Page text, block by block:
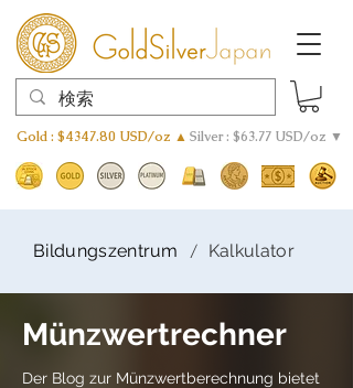
Gold : $4347.80 USD/oz ▲ Silver : $63.77 USD/oz ▼
Bildungszentrum / Kalkulator
Münzwertrechner
Der Blog zur Münzwertberechnung bietet